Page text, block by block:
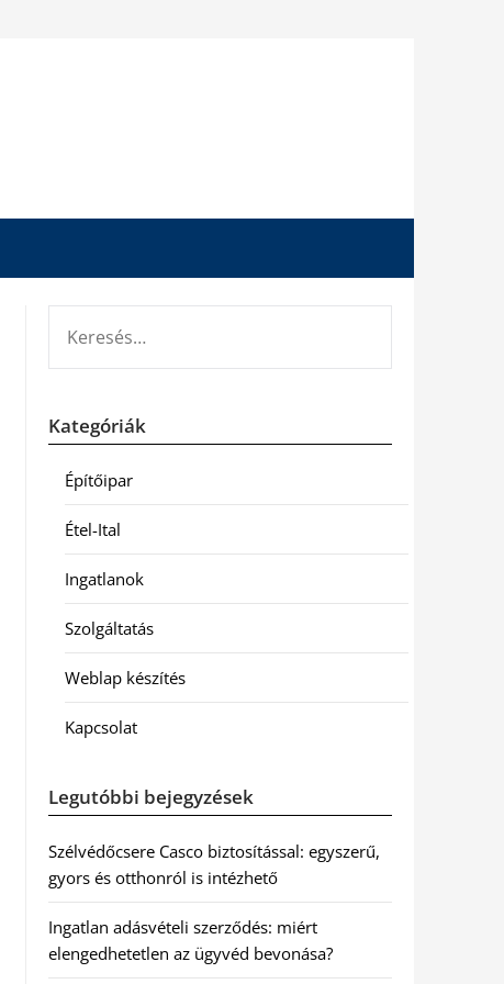
Kategóriák
Építőipar
Étel-Ital
Ingatlanok
Szolgáltatás
Weblap készítés
Kapcsolat
Legutóbbi bejegyzések
Szélvédőcsere Casco biztosítással: egyszerű,
gyors és otthonról is intézhető
Ingatlan adásvételi szerződés: miért
elengedhetetlen az ügyvéd bevonása?